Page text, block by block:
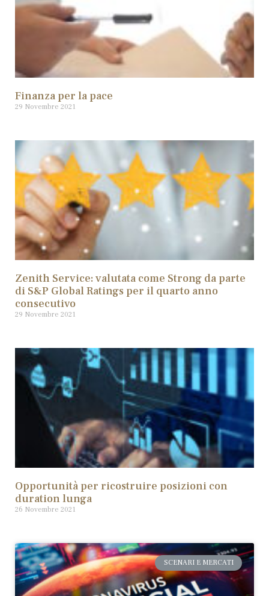
Finanza per la pace
29 Novembre 2021
Zenith Service: valutata come Strong da parte
di S&P Global Ratings per il quarto anno
consecutivo
29 Novembre 2021
Opportunità per ricostruire posizioni con
duration lunga
26 Novembre 2021
SCENARI E MERCATI